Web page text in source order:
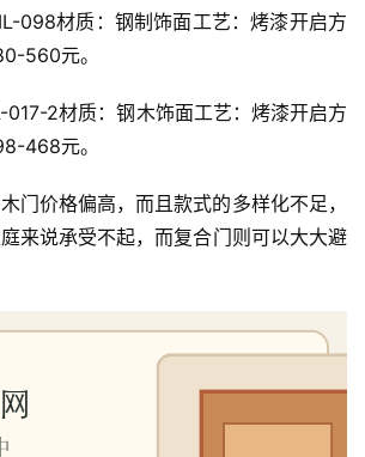
098材质：钢制饰面工艺：烤漆开启方
560元。
017-2材质：钢木饰面工艺：烤漆开启方
468元。
门价格偏高，而且款式的多样化不足，
来说承受不起，而复合门则可以大大避